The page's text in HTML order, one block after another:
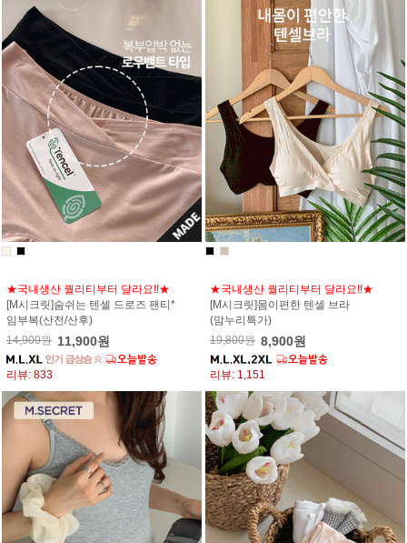
★국내생산 퀄리티부터 달라요!!★
[M시크릿]숨쉬는 텐셀 드로즈 팬티*
임부복(산전/산후)
14,900원 11,900원
리뷰: 833
★국내생산 퀄리티부터 달라요!!★
[M시크릿]몸이편한 텐셀 브라
(맘누리특가)
19,800원 8,900원
리뷰: 1,151